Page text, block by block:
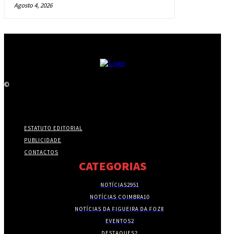
Agosto 4, 2026
©
ESTATUTO EDITORIAL
PUBLICIDADE
CONTACTOS
CATEGORIAS
NOTÍCIAS2951
NOTÍCIAS COIMBRA10
NOTÍCIAS DA FIGUEIRA DA FOZ8
EVENTOS2